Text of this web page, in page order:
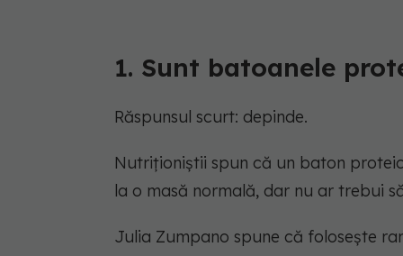
1. Sunt batoanele
Răspunsul scurt: depinde.
Nutriționiștii spun că un baton
la o masă normală, dar nu ar trebui
Julia Zumpano spune că folosește